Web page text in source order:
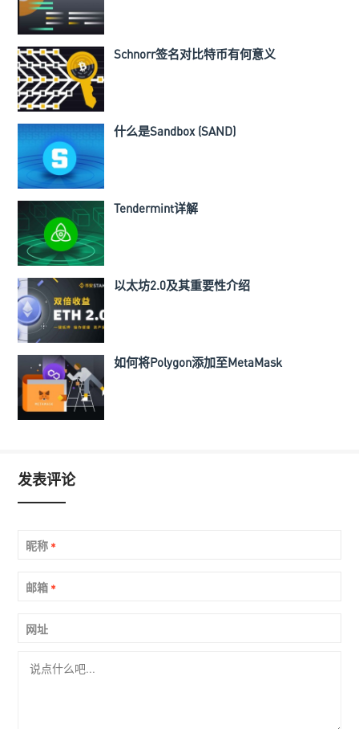
Schnorr签名对比特币有何意义
什么是Sandbox (SAND)
Tendermint详解
以太坊2.0及其重要性介绍
如何将Polygon添加至MetaMask
发表评论
昵称 *
邮箱 *
网址